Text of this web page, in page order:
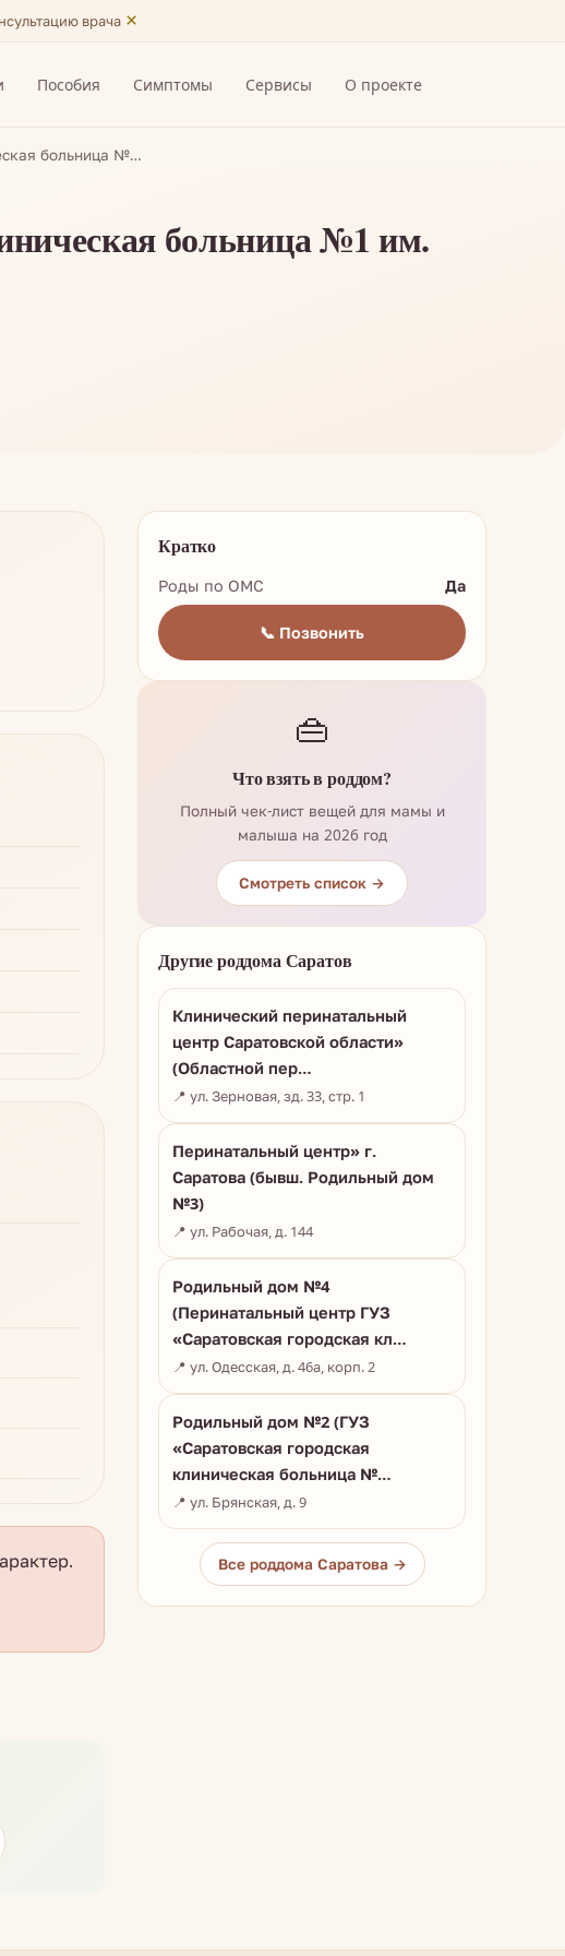
врача ×
Пособия Симптомы Сервисы О проекте
больница №…
больница №1 им.
Кратко
Роды по ОМС Да
📞 Позвонить
👜
Что взять в роддом?
Полный чек-лист вещей для мамы и
малыша на 2026 год
Смотреть список →
Другие роддома Саратов
Клинический перинатальный
центр Саратовской области»
(Областной пер…
📍 ул. Зерновая, зд. 33, стр. 1
Перинатальный центр» г.
Саратова (бывш. Родильный дом
№3)
📍 ул. Рабочая, д. 144
Родильный дом №4
(Перинатальный центр ГУЗ
«Саратовская городская кл…
📍 ул. Одесская, д. 46а, корп. 2
Родильный дом №2 (ГУЗ
«Саратовская городская
клиническая больница №…
📍 ул. Брянская, д. 9
Все роддома Саратова →